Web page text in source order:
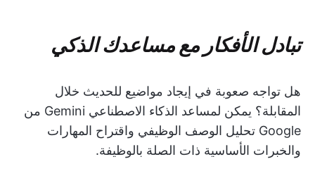
تبادل الأفكار مع مساعدك الذكي
هل تواجه صعوبة في إيجاد مواضيع للحديث خلال
المقابلة؟ يمكن لمساعد الذكاء الاصطناعي Gemini من
Google تحليل الوصف الوظيفي واقتراح المهارات
والخبرات الأساسية ذات الصلة بالوظيفة.